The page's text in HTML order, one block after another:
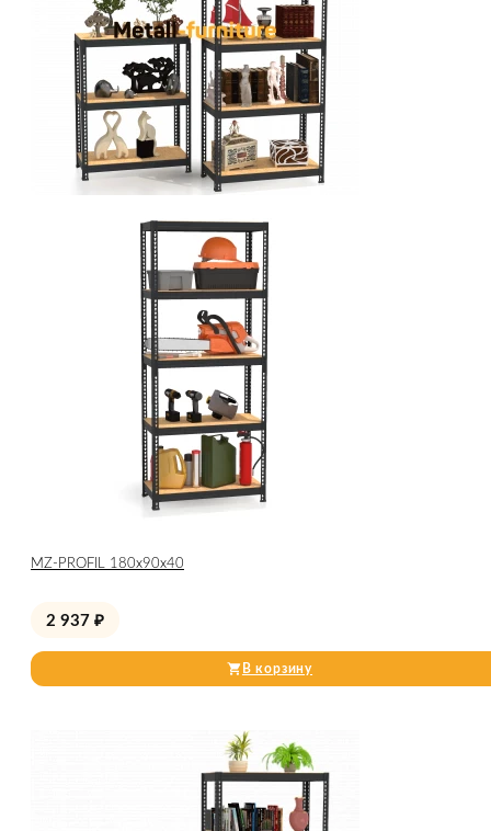
МZ-PROFIL 180х90х40
2 937 ₽
В корзину